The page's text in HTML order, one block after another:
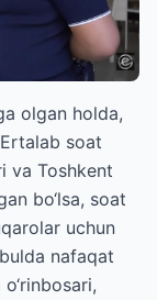
olgan holda,
soat
va Toshkent
bo‘lsa, soat
uchun
nafaqat